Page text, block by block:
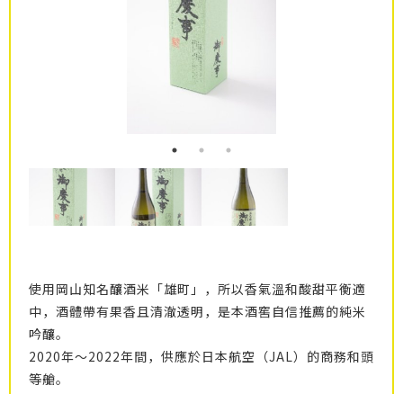
使用岡山知名釀酒米「雄町」，所以香氣溫和酸甜平衡適
中，酒體帶有果香且清澈透明，是本酒窖自信推薦的純米
吟釀。
2020年～2022年間，供應於日本航空（JAL）的商務和頭
等艙。